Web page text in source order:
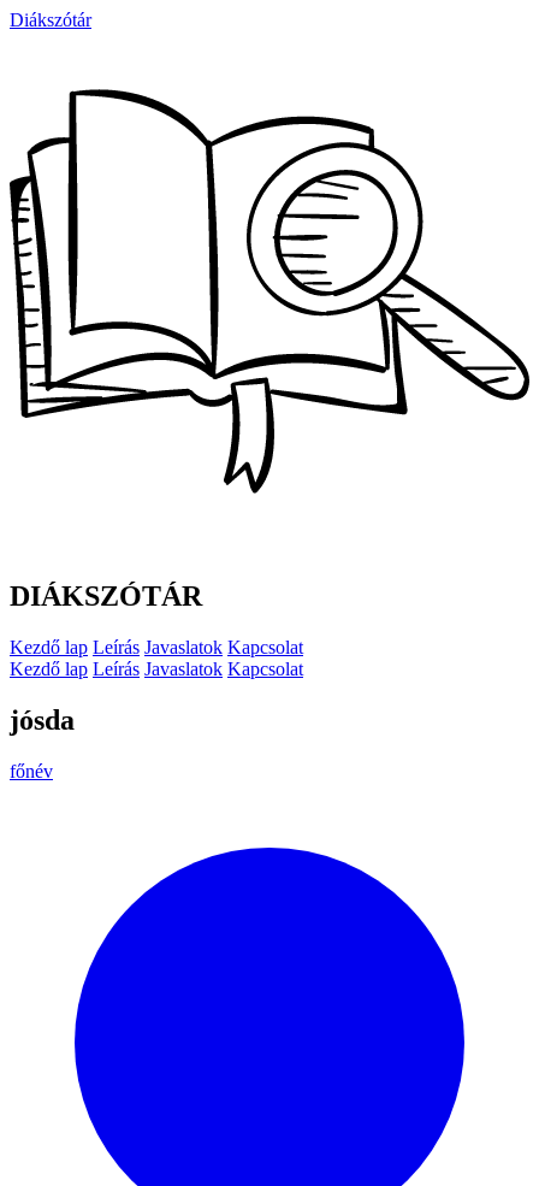
Diákszótár
DIÁKSZÓTÁR
Kezdő lap Leírás Javaslatok Kapcsolat
Kezdő lap Leírás Javaslatok Kapcsolat
jósda
főnév